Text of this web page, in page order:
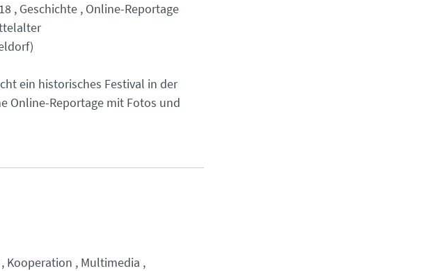
Geschichte Online-Reportage
ein historisches Festival in der
Online-Reportage mit Fotos und
Kooperation
Multimedia